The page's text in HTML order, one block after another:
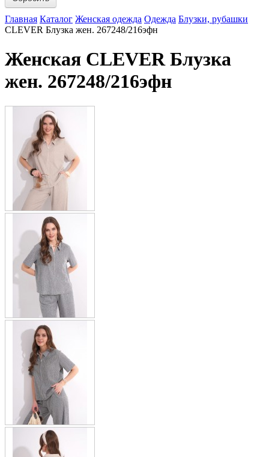
Главная Каталог Женская одежда Одежда Блузки, рубашки
CLEVER Блузка жен. 267248/216эфн
Женская CLEVER Блузка
жен. 267248/216эфн